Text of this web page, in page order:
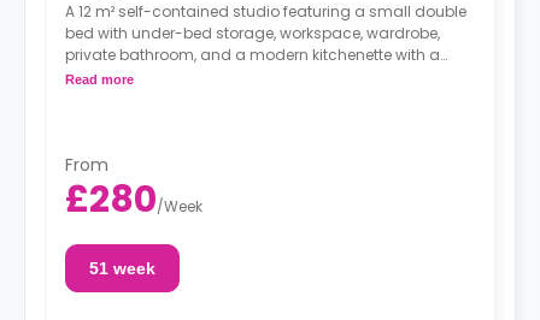
A 12 m² self-contained studio featuring a small double
bed with under-bed storage, workspace, wardrobe,
private bathroom, and a modern kitchenette with a
microwave oven and fridge.
Read more
From
£280/Week
51 week